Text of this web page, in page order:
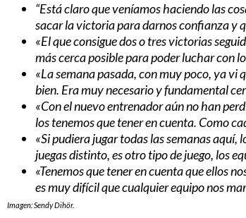
“Está claro que veníamos haciendo las
sacar la victoria para darnos confianza y
«El que consigue dos o tres victorias
más cerca posible para poder luchar con
«La semana pasada, con muy poco, ya vi
bien. Era muy necesario y fundamental
«Con el nuevo entrenador aún no han
los tenemos que tener en cuenta. Como
«Si pudiera jugar todas las semanas aquí,
juegas distinto, es otro tipo de juego, los
«Tenemos que tener en cuenta que ellos
es muy difícil que cualquier equipo nos
Imagen: Sendy Dihör.